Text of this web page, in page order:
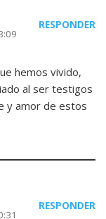
RESPONDER
hemos vivido,
al ser testigos
y amor de estos
RESPONDER